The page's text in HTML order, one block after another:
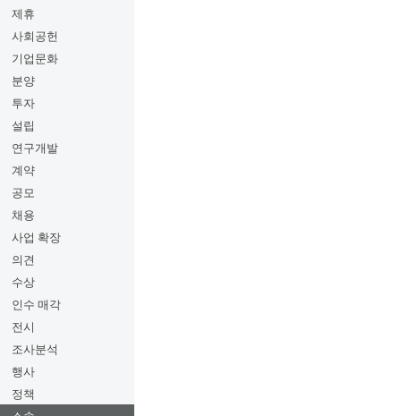
제휴
사회공헌
기업문화
분양
투자
설립
연구개발
계약
공모
채용
사업 확장
의견
수상
인수 매각
전시
조사분석
행사
정책